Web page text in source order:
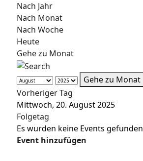
Nach Jahr
Nach Monat
Nach Woche
Heute
Gehe zu Monat
Gehe zu Monat
Vorheriger Tag
Mittwoch, 20. August 2025
Folgetag
Es wurden keine Events gefunden
Event hinzufügen